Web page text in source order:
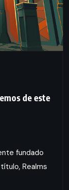
de este
fundado
Realms